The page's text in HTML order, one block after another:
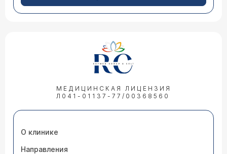
МЕДИЦИНСКАЯ ЛИЦЕНЗИЯ
Л041-01137-77/00368560
О клинике
Направления